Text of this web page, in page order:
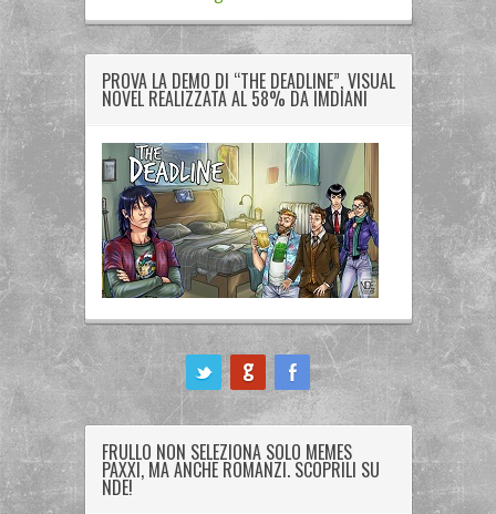
PROVA LA DEMO DI “THE DEADLINE”, VISUAL
NOVEL REALIZZATA AL 58% DA IMDIANI
FRULLO NON SELEZIONA SOLO MEMES
PAXXI, MA ANCHE ROMANZI. SCOPRILI SU
NDE!